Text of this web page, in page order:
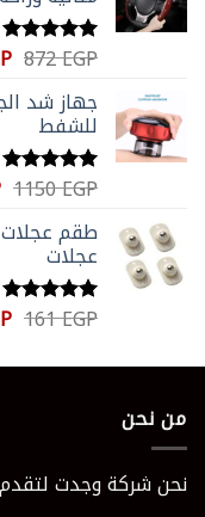
تم التقييم
872EGP
للشفط
تم التقييم
1150EGP
عجلات
تم التقييم
161EGP
من نحن
نحن شركة وجدت